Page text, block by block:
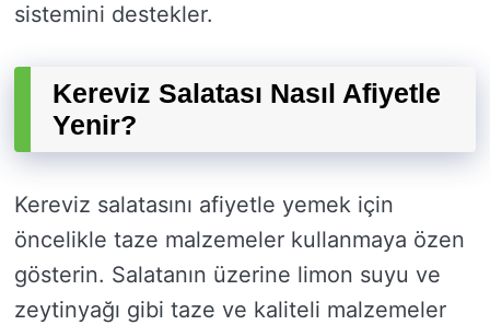
sistemini destekler.
Kereviz Salatası Nasıl Afiyetle
Yenir?
Kereviz salatasını afiyetle yemek için
öncelikle taze malzemeler kullanmaya özen
gösterin. Salatanın üzerine limon suyu ve
zeytinyağı gibi taze ve kaliteli malzemeler